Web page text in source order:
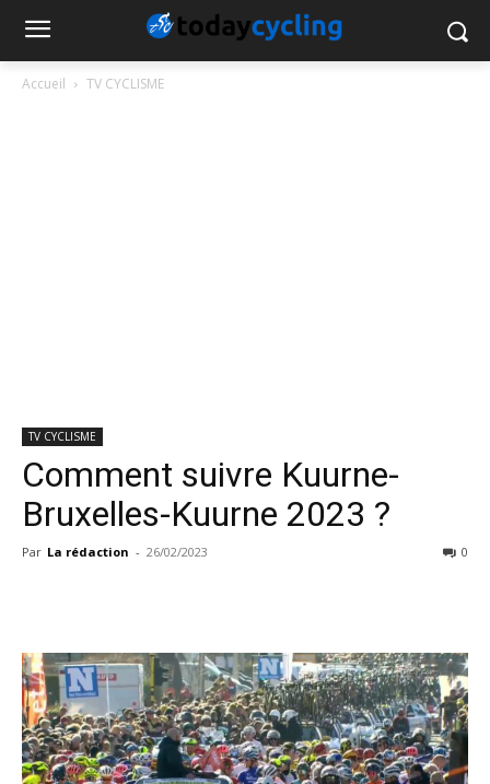
Accueil TV CYCLISME
TV CYCLISME
Comment suivre Kuurne-
Bruxelles-Kuurne 2023 ?
Par La rédaction - 26/02/2023 0